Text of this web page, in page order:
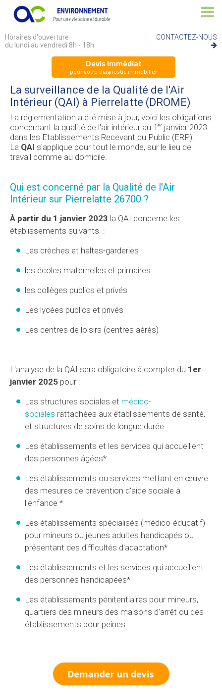
Horaires d'ouverture
du lundi au vendredi 8h - 18h
CONTACTEZ-NOUS
Devis immédiat
pour votre diagnostic immobilier
La surveillance de la Qualité de l'Air
Intérieur (QAI) à Pierrelatte (DROME)
La réglementation a été mise à jour, voici les obligations
concernant la qualité de l'air intérieur au 1 er janvier 2023
dans les Etablissements Recevant du Public (ERP).
La QAI s'applique pour tout le monde, sur le lieu de
travail comme au domicile.
Qui est concerné par la Qualité de l'Air
Intérieur sur Pierrelatte 26700 ?
À partir du 1 janvier 2023 la QAI concerne les
établissements suivants :
Les crèches et haltes-garderies
les écoles maternelles et primaires
les collèges publics et privés
Les lycées publics et privés
Les centres de loisirs (centres aérés)
L'analyse de la QAI sera obligatoire à compter du 1er
janvier 2025 pour :
Les structures sociales et médico-
sociales rattachées aux établissements de santé,
et structures de soins de longue durée
Les établissements et les services qui accueillent
des personnes âgées*
Les établissements ou services mettant en œuvre
des mesures de prévention d'aide sociale à
l'enfance *
Les établissements spécialisés (médico-éducatif)
pour mineurs ou jeunes adultes handicapés ou
présentant des difficultés d'adaptation*
Les établissements et les services qui accueillent
des personnes handicapées*
Les établissements pénitentiaires pour mineurs,
quartiers des mineurs des maisons d'arrêt ou des
établissements pour peines.